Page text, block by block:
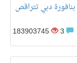
دبي تتراقص
183903745